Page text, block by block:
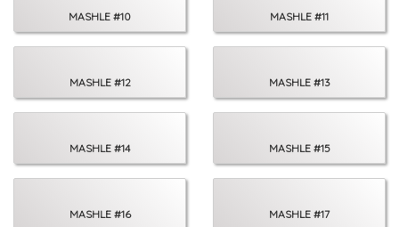
MASHLE #10 MASHLE #11
MASHLE #12 MASHLE #13
MASHLE #14 MASHLE #15
MASHLE #16 MASHLE #17